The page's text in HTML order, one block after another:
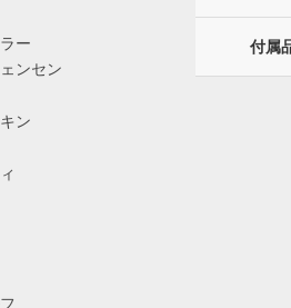
ー
ンセン
ン
付属